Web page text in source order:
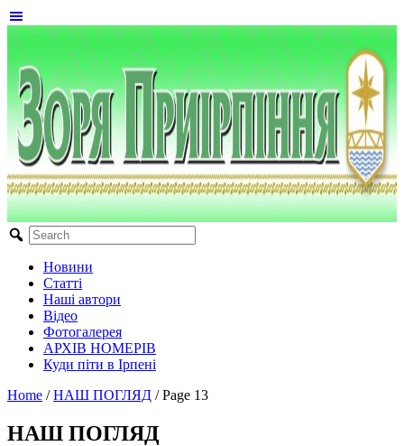
Новини
Статті
Наші автори
Відео
Фотогалерея
АРХІВ НОМЕРІВ
Куди піти в Ірпені
Home / НАШ ПОГЛЯД / Page 13
НАШ ПОГЛЯД